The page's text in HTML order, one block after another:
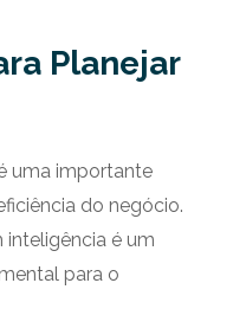
Planejar
uma importante
do negócio.
inteligência é um
para o